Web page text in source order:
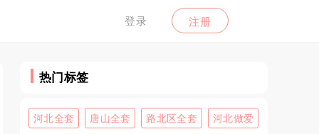
登录 注册
热门标签
河北全套 唐山全套 路北区全套 河北做爱